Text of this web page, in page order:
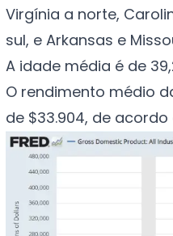
Virgínia a norte,
sul, e Arkansas e
A idade média é de
O rendimento médio
de $33.904, de